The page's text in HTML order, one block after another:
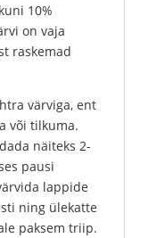
10%
on vaja
raskemad
värviga, ent
või tilkuma.
näiteks 2-
pausi
lappide
ning ülekatte
paksem triip.